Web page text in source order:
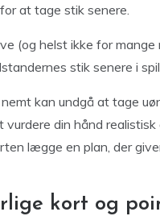
at tage stik senere.
(og helst ikke for
stik senere i
kan undgå at tage
din hånd
lægge en plan, der
kort og